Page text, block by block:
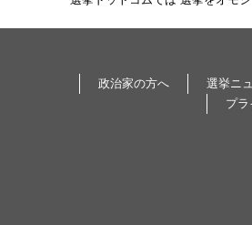
政治家の方へ 選挙ニ
プ